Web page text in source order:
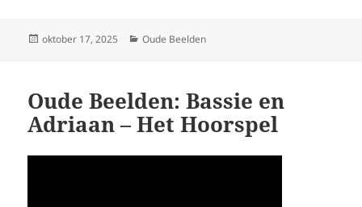
Geplaatst
oktober 17, 2025 Categorieën
Oude Beelden
Oude Beelden: Bassie en
Adriaan – Het Hoorspel